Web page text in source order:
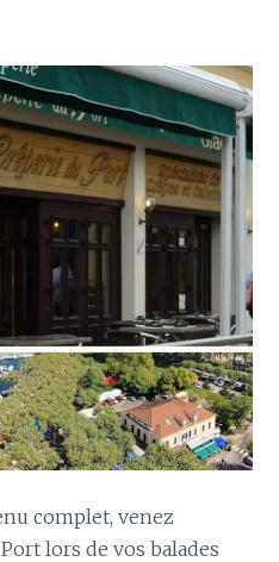
complet, venez
lors de vos balades